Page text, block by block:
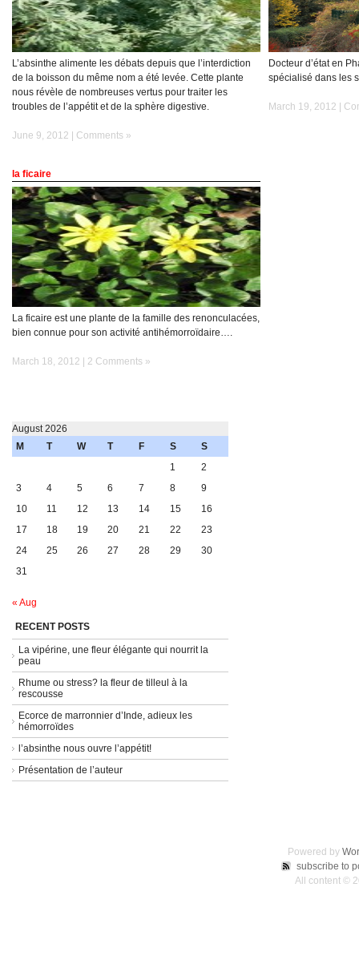
L’absinthe alimente les débats depuis que l’interdiction
de la boisson du même nom a été levée. Cette plante
nous révèle de nombreuses vertus pour traiter les
troubles de l’appétit et de la sphère digestive.
June 9, 2012 | Comments »
Docteur d’état en
spécialisé dans les
March 19, 2012 |
la ficaire
La ficaire est une plante de la famille des renonculacées,
bien connue pour son activité antihémorroïdaire….
March 18, 2012 | 2 Comments »
August 2026
M
T W T F S
S
1
2
3
4 5 6 7 8
9
10
11 12 13 14 15
16
17
18 19 20 21 22
23
24
25 26 27 28 29
30
31
« Aug
RECENT POSTS
La vipérine, une fleur élégante qui nourrit la
peau
Rhume ou stress? la fleur de tilleul à la
rescousse
Ecorce de marronnier d’Inde, adieux les
hémorroïdes
l’absinthe nous ouvre l’appétit!
Présentation de l’auteur
Powered by
subscribe to
All content ©